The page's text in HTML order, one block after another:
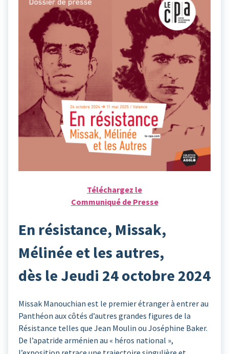
Téléchargez le
Communiqué de Presse
En résistance, Missak,
Mélinée et les autres,
dès le Jeudi 24 octobre 2024
Missak Manouchian est le premier étranger à entrer au
Panthéon aux côtés d’autres grandes figures de la
Résistance telles que Jean Moulin ou Joséphine Baker.
De l’apatride arménien au « héros national »,